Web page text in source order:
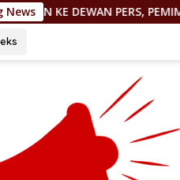
News REDAKSI http://